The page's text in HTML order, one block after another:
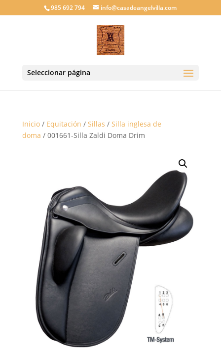
985 692 794 info@casadeangelvilla.com
Seleccionar página
Inicio/ Equitación / Sillas / Silla inglesa de
doma / 001661-Silla Zaldi Doma Drim